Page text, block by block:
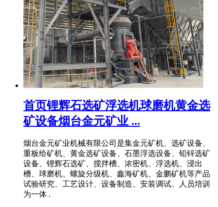
首页锂辉石选矿浮选机球磨机黄金选
矿设备烟台金元矿业 ...
烟台金元矿业机械有限公司是集金元矿机、选矿设备、
重板给矿机、黄金选矿设备、石墨浮选设备、铅锌选矿
设备、锂辉石选矿、搅拌槽、浓密机、浮选机、浸出
槽、球磨机、螺旋分级机、鑫海矿机、金鹏矿机等产品
试验研究、工艺设计、设备制造、安装调试、人员培训
为一体 .